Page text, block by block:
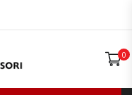
0